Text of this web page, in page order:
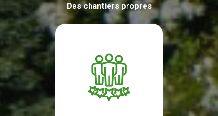
Des chantiers propres